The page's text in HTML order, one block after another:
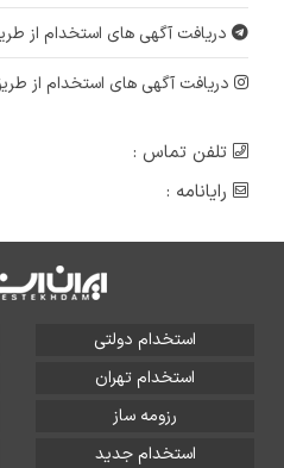
دریافت آگهی های استخدام از
دریافت آگهی های استخدام از
تلفن تماس :
رایانامه :
استخدام دولتی
استخدام تهران
رزومه ساز
استخدام جدید